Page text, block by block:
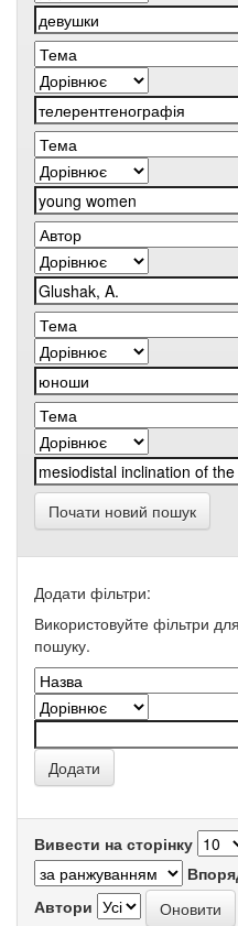
Почати новий пошук
Додати фільтри:
Використовуйте фільтри
пошуку.
Вивести на сторінку
Автори